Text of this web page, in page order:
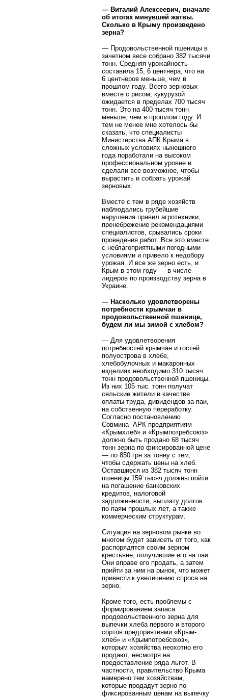
— Виталий Алексеевич, вначале
об итогах минувшей жатвы.
Сколько в Крыму произведено
зерна?
— Продовольственной пшеницы в
зачетном весе собрано 382 тысячи
тонн. Средняя урожайность
составила 15, 6 центнера, что на
6 центнеров меньше, чем в
прошлом году. Всего зерновых
вместе с рисом, кукурузой
ожидается в пределах 700 тысяч
тонн. Это на 400 тысяч тонн
меньше, чем в прошлом году. И
тем не менее мне хотелось бы
сказать, что специалисты
Министерства АПК Крыма в
сложных условиях нынешнего
года поработали на высоком
профессиональном уровне и
сделали все возможное, чтобы
вырастить и собрать урожай
зерновых.
Вместе с тем в ряде хозяйств
наблюдались грубейшие
нарушения правил агротехники,
пренебрежение рекомендациями
специалистов, срывались сроки
проведения работ. Все это вместе
с неблагоприятными погодными
условиями и привело к недобору
урожая. И все же зерно есть, и
Крым в этом году — в числе
лидеров по производству зерна в
Украине.
— Насколько удовлетворены
потребности крымчан в
продовольственной пшенице,
будем ли мы зимой с хлебом?
— Для удовлетворения
потребностей крымчан и гостей
полуострова в хлебе,
хлебобулочных и макаронных
изделиях необходимо 310 тысяч
тонн продовольственной пшеницы.
Из них 105 тыс. тонн получат
сельские жители в качестве
оплаты труда, дивидендов за паи,
на собственную переработку.
Согласно постановлению
Совмина АРК предприятиям
«Крымхлеб» и «Крымпотребсоюз»
должно быть продано 68 тысяч
тонн зерна по фиксированной цене
— по 850 грн за тонну с тем,
чтобы сдержать цены на хлеб.
Оставшиеся из 382 тысяч тонн
пшеницы 159 тысяч должны пойти
на погашение банковских
кредитов, налоговой
задолженности, выплату долгов
по паям прошлых лет, а также
коммерческим структурам.
Ситуация на зерновом рынке во
многом будет зависеть от того, как
распорядятся своим зерном
крестьяне, получившие его на паи.
Они вправе его продать, а затем
прийти за ним на рынок, что может
привести к увеличению спроса на
зерно.
Кроме того, есть проблемы с
формированием запаса
продовольственного зерна для
выпечки хлеба первого и второго
сортов предприятиями «Крым-
хлеб» и «Крымпотребсоюз»,
которым хозяйства неохотно его
продают, несмотря на
предоставление ряда льгот. В
частности, правительство Крыма
намерено тем хозяйствам,
которые продадут зерно по
фиксированным ценам на выпечку